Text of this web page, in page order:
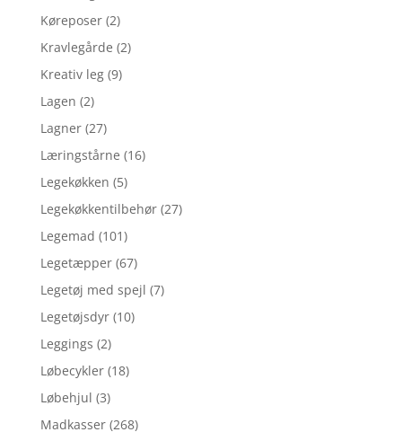
Køreposer (2)
Kravlegårde (2)
Kreativ leg (9)
Lagen (2)
Lagner (27)
Læringstårne (16)
Legekøkken (5)
Legekøkkentilbehør (27)
Legemad (101)
Legetæpper (67)
Legetøj med spejl (7)
Legetøjsdyr (10)
Leggings (2)
Løbecykler (18)
Løbehjul (3)
Madkasser (268)